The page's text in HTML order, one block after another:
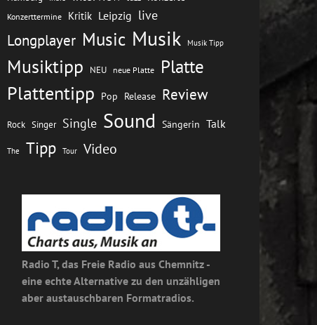
Konzerttermine Kritik Leipzig live
Longplayer Music Musik Musik Tipp
Musiktipp NEU neue Platte Platte
Plattentipp Pop Release Review
Rock Singer Single Sound Sängerin Talk
The Tipp Tour Video
Radio T, das Freie Radio aus Chemnitz -
eine echte Alternative zu den unzähligen
aber austauschbaren Formatradios.